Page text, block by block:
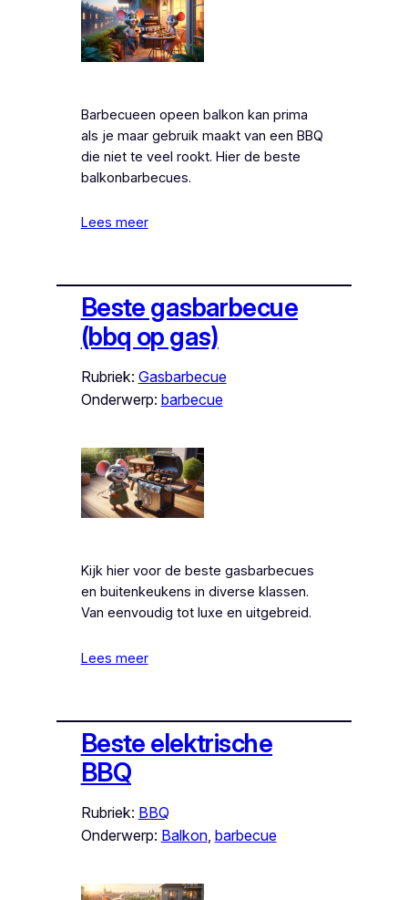
Barbecueen opeen balkon kan prima
als je maar gebruik maakt van een BBQ
die niet te veel rookt. Hier de beste
balkonbarbecues.
Lees meer
Beste gasbarbecue
(bbq op gas)
Rubriek: Gasbarbecue
Onderwerp: barbecue
Kijk hier voor de beste gasbarbecues
en buitenkeukens in diverse klassen.
Van eenvoudig tot luxe en uitgebreid.
Lees meer
Beste elektrische
BBQ
Rubriek: BBQ
Onderwerp: Balkon, barbecue